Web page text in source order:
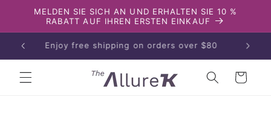
zum
Inhalt
MELDEN SIE SICH AN UND ERHALTEN SIE 10 %
RABATT AUF IHREN ERSTEN EINKAUF
Enjoy free shipping on orders over $80
Warenkorb